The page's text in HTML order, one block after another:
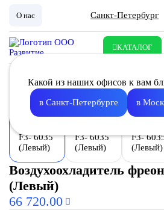
О нас Санкт-Петербург
КАТАЛОГ
Какой из наших офисов к вам
в Санкт-Петербурге в
Воздухоохладитель
(Левый)
66 720.00